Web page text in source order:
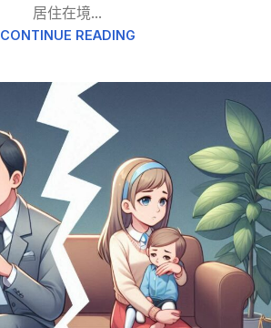
居住在境...
CONTINUE READING